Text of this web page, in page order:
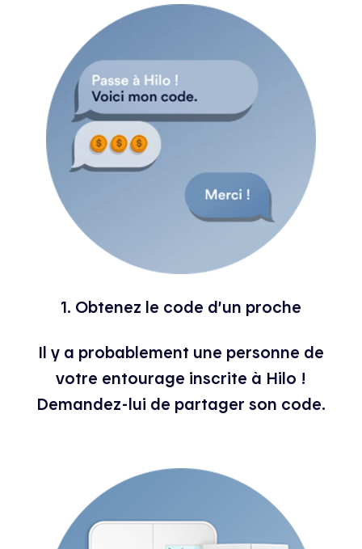
1. Obtenez le code d’un proche
Il y a probablement une personne de
votre entourage inscrite à Hilo !
Demandez-lui de partager son code.